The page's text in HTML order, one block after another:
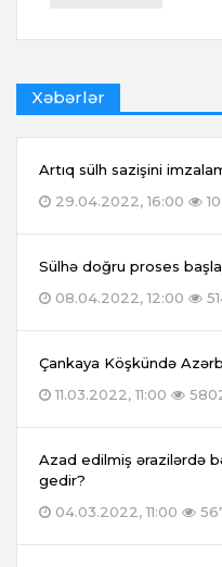
Xəbərlər
Artıq sülh sazişini
29.04.2022, 16:00
Sülhə doğru proses
08.04.2022, 12:00
Çankaya Köşkündə
11.03.2022, 11:00
Azad edilmiş ərazilərdə
gedir?
04.03.2022, 11:00